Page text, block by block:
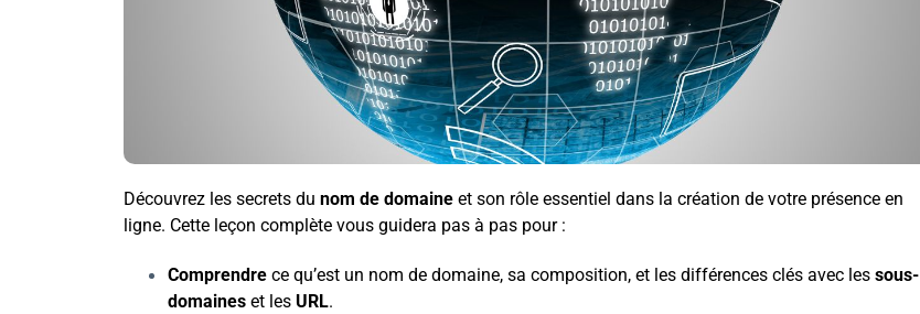
Découvrez les secrets du nom de domaine et son rôle essentiel dans la création de votre présence en
ligne. Cette leçon complète vous guidera pas à pas pour :
Comprendre ce qu’est un nom de domaine, sa composition, et les différences clés avec les sous-
domaines et les URL.